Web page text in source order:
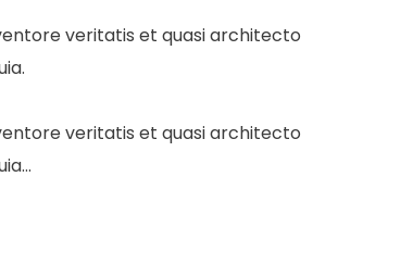
veritatis et quasi architecto
veritatis et quasi architecto